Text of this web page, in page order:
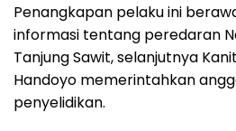
Penangkapan pelaku ini
informasi tentang peredaran
Tanjung Sawit, selanjutnya
Handoyo memerintahkan
penyelidikan.